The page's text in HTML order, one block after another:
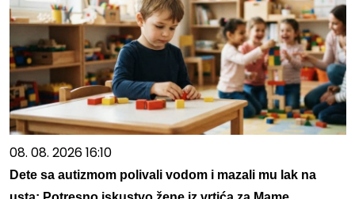
08. 08. 2026 16:10
Dete sa autizmom polivali vodom i mazali mu lak na